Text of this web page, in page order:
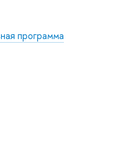
программа